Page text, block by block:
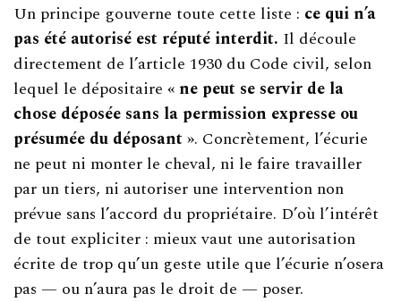
Un principe gouverne toute cette liste : ce qui n’a
pas été autorisé est réputé interdit. Il découle
directement de l’article 1930 du Code civil, selon
lequel le dépositaire« ne peut se servir de la
chose déposée sans la permission expresse ou
présumée du déposant ». Concrètement, l’écurie
ne peut ni monter le cheval, ni le faire travailler
par un tiers, ni autoriser une intervention non
prévue sans l’accord du propriétaire. D’où l’intérêt
de tout expliciter : mieux vaut une autorisation
écrite de trop qu’un geste utile que l’écurie n’osera
pas — ou n’aura pas le droit de — poser.